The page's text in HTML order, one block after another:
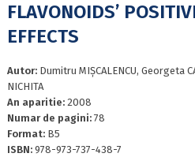
FLAVONOIDS’
EFFECTS
Autor: Dumitru MIȘCALENCU, Georgeta
NICHITA
An aparitie: 2008
Numar de pagini: 78
Format: B5
ISBN: 978-973-737-438-7